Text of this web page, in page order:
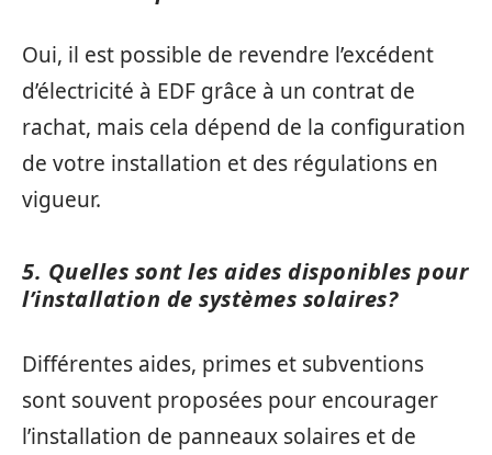
Oui, il est possible de revendre l’excédent
d’électricité à EDF grâce à un contrat de
rachat, mais cela dépend de la configuration
de votre installation et des régulations en
vigueur.
5. Quelles sont les aides disponibles pour
l’installation de systèmes solaires?
Différentes aides, primes et subventions
sont souvent proposées pour encourager
l’installation de panneaux solaires et de